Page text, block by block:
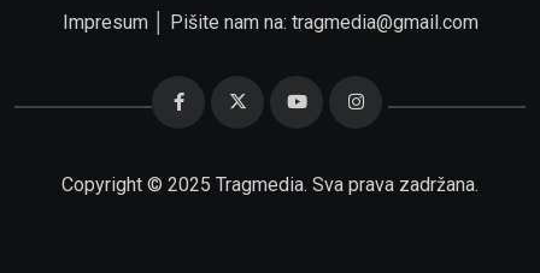
Impresum│ Pišite nam na: tragmedia@gmail.com
Copyright © 2025 Tragmedia. Sva prava zadržana.